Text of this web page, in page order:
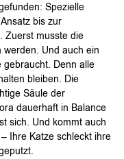
Spezielle
bis zur
Zuerst musste die
Und auch ein
Denn alle
bleiben. Die
Säule der
dauerhaft in Balance
sich. Und kommt auch
Ihre Katze schleckt ihre